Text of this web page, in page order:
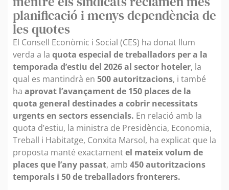
planificació i menys dependència de
les quotes
El Consell Econòmic i Social (CES) ha donat llum
verda a la quota especial de treballadors per a la
temporada d’estiu del 2026 al sector hoteler, la
qual es mantindrà en 500 autoritzacions, i també
ha aprovat l’avançament de 150 places de la
quota general destinades a cobrir necessitats
urgents en sectors essencials. En relació amb la
quota d’estiu, la ministra de Presidència, Economia,
Treball i Habitatge, Conxita Marsol, ha explicat que la
proposta manté exactamentel mateix volum de
places que l’any passat, amb 450 autoritzacions
temporals i 50 de treballadors fronterers.